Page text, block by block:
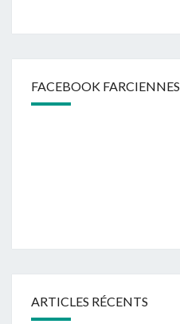
FACEBOOK FARCIENNES
ARTICLES RÉCENTS